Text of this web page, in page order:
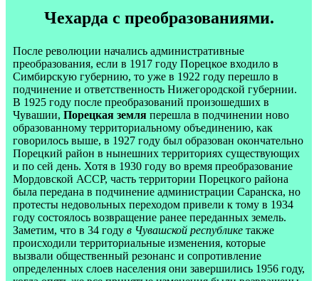
Чехарда с преобразованиями.
После революции начались административные
преобразования, если в 1917 году Порецкое входило в
Симбирскую губернию, то уже в 1922 году перешло в
подчинение и ответственность Нижегородской губернии.
В 1925 году после преобразований произошедших в
Чувашии, Порецкая земля перешла в подчинении ново
образованному территориальному объединению, как
говорилось выше, в 1927 году был образован окончательно
Порецкий район в нынешних территориях существующих
и по сей день. Хотя в 1930 году во время преобразование
Мордовской АССР, часть территории Порецкого района
была передана в подчинение администрации Саранска, но
протесты недовольных переходом привели к тому в 1934
году состоялось возвращение ранее переданных земель.
Заметим, что в 34 году в Чувашской республике также
происходили территориальные изменения, которые
вызвали общественный резонанс и сопротивление
определенных слоев населения они завершились 1956 году,